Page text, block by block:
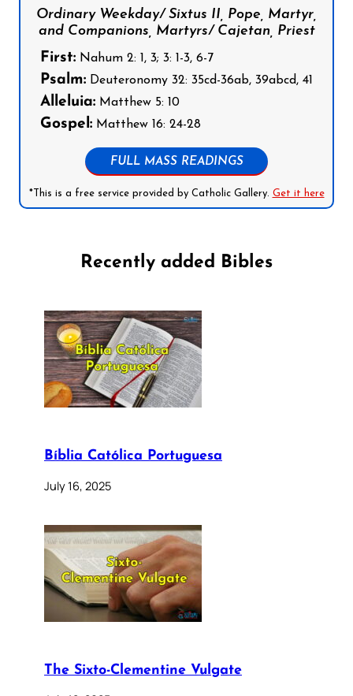
Ordinary Weekday/ Sixtus II, Pope, Martyr,
and Companions, Martyrs/ Cajetan, Priest
First: Nahum 2: 1, 3; 3: 1-3, 6-7
Psalm: Deuteronomy 32: 35cd-36ab, 39abcd, 41
Alleluia: Matthew 5: 10
Gospel: Matthew 16: 24-28
FULL MASS READINGS
*This is a free service provided by Catholic Gallery. Get it here
Recently added Bibles
Bíblia Católica Portuguesa
July 16, 2025
The Sixto-Clementine Vulgate